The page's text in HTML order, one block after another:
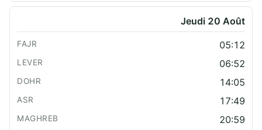
Jeudi 20 Août
05:12
06:52
14:05
17:49
20:59